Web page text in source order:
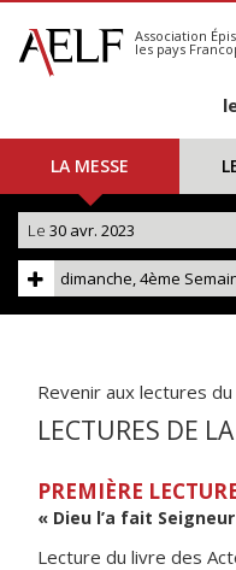
S'abonner
Calendrier
Association
les pays
LA MESSE
Le 30 avr. 2023
dimanche, 4ème
Revenir aux lectures du
LECTURES DE
PREMIÈRE
« Dieu l’a fait
Lecture du livre des